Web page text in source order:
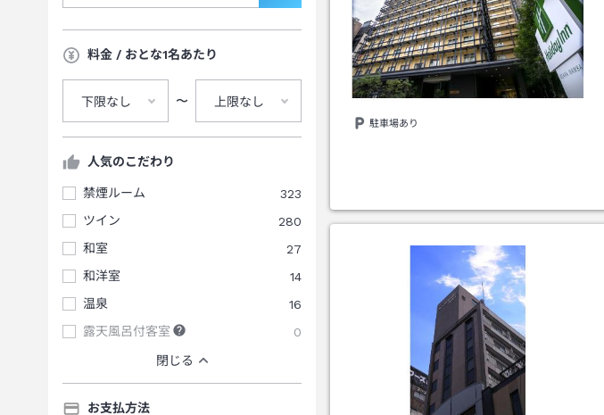
料金 / おとな1名あたり
下限なし 〜 上限なし
人気のこだわり
禁煙ルーム
323
ツイン
280
和室
27
和洋室
14
温泉
16
露天風呂付客室
0
閉じる
お支払方法
駐車場あり